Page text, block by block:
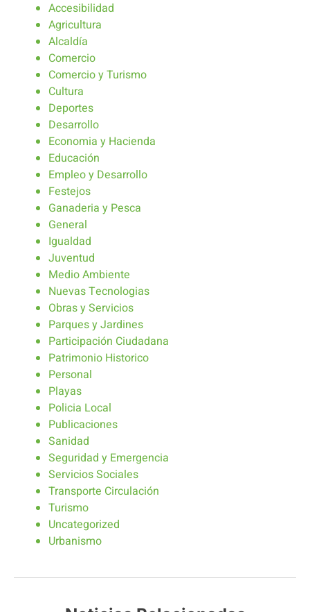
Accesibilidad
Agricultura
Alcaldía
Comercio
Comercio y Turismo
Cultura
Deportes
Desarrollo
Economia y Hacienda
Educación
Empleo y Desarrollo
Festejos
Ganaderia y Pesca
General
Igualdad
Juventud
Medio Ambiente
Nuevas Tecnologias
Obras y Servicios
Parques y Jardines
Participación Ciudadana
Patrimonio Historico
Personal
Playas
Policia Local
Publicaciones
Sanidad
Seguridad y Emergencia
Servicios Sociales
Transporte Circulación
Turismo
Uncategorized
Urbanismo